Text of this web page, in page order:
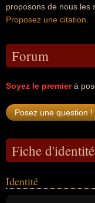
proposons de nous les
Proposez une citation
Forum
Soyez le premierà
Fiche d'identité
Identité